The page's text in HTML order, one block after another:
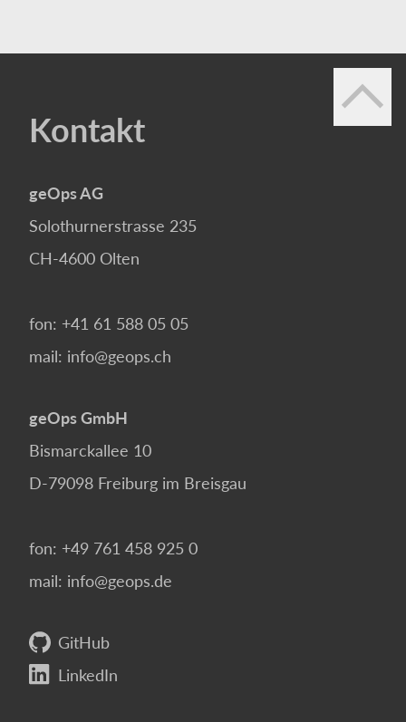
Kontakt
geOps AG
Solothurnerstrasse 235
CH-4600 Olten
fon: +41 61 588 05 05
mail: info@geops.ch
geOps GmbH
Bismarckallee 10
D-79098 Freiburg im Breisgau
fon: +49 761 458 925 0
mail: info@geops.de
GitHub
LinkedIn